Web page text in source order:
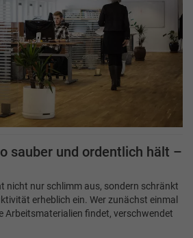
sauber und ordentlich hält –
nicht nur schlimm aus, sondern schränkt
erheblich ein. Wer zunächst einmal
Arbeitsmaterialien findet, verschwendet